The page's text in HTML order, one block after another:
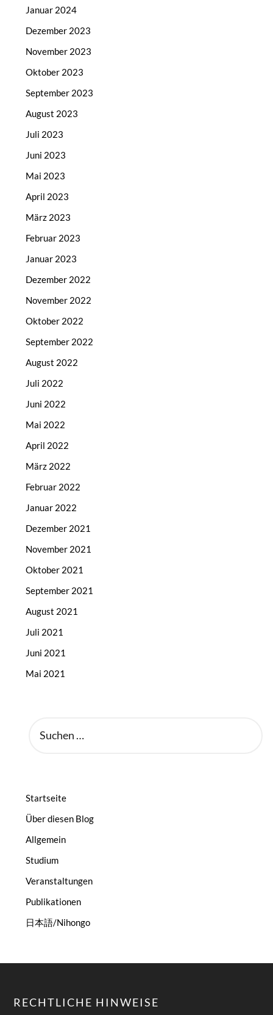
Januar 2024
Dezember 2023
November 2023
Oktober 2023
September 2023
August 2023
Juli 2023
Juni 2023
Mai 2023
April 2023
März 2023
Februar 2023
Januar 2023
Dezember 2022
November 2022
Oktober 2022
September 2022
August 2022
Juli 2022
Juni 2022
Mai 2022
April 2022
März 2022
Februar 2022
Januar 2022
Dezember 2021
November 2021
Oktober 2021
September 2021
August 2021
Juli 2021
Juni 2021
Mai 2021
NACH:
Startseite
Über diesen Blog
Allgemein
Studium
Veranstaltungen
Publikationen
日本語/Nihongo
RECHTLICHE HINWEISE